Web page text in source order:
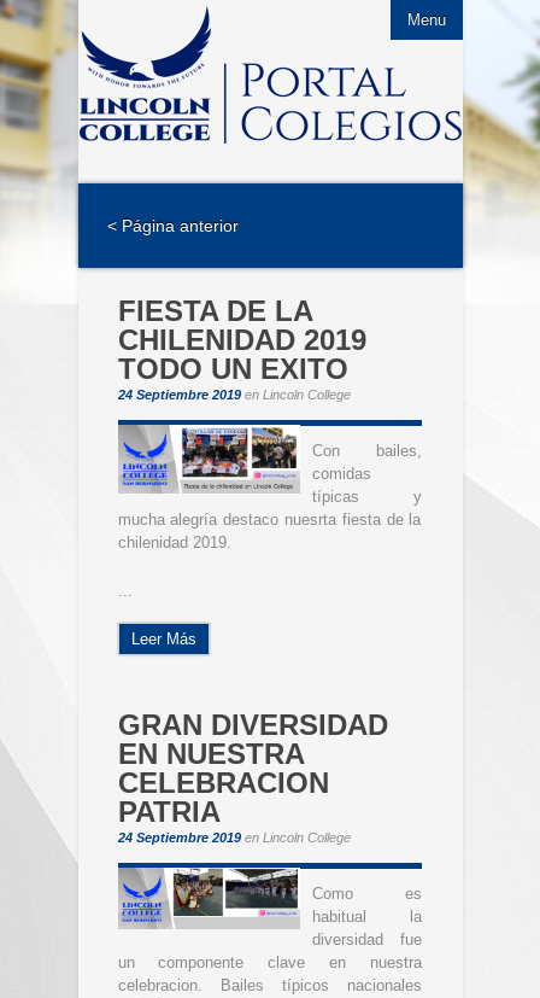
Menu
< Página anterior
FIESTA DE LA
CHILENIDAD 2019
TODO UN EXITO
24 Septiembre 2019en Lincoln College
Con bailes,
comidas
típicas y
mucha alegría destaco nuesrta fiesta de la
chilenidad 2019.
...
Leer Más
GRAN DIVERSIDAD
EN NUESTRA
CELEBRACION
PATRIA
24 Septiembre 2019en Lincoln College
Como es
habitual la
diversidad fue
un componente clave en nuestra
celebracion. Bailes típicos nacionales